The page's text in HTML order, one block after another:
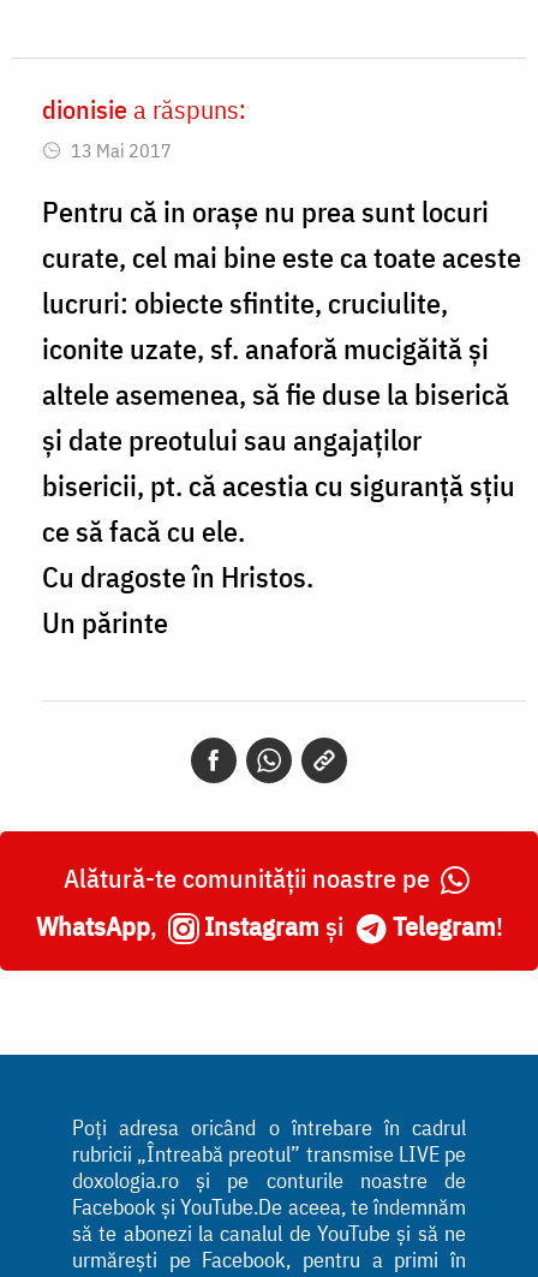
In
reply
to
Andreea,
by
Marin
dionisie a răspuns:
13 Mai 2017
Pentru că in oraşe nu prea sunt locuri
curate, cel mai bine este ca toate aceste
lucruri: obiecte sfintite, cruciulite,
iconite uzate, sf. anaforă mucigăită şi
altele asemenea, să fie duse la biserică
şi date preotului sau angajaţilor
bisericii, pt. că acestia cu siguranţă sţiu
ce să facă cu ele.
Cu dragoste în Hristos.
Un părinte
Alătură-te comunității noastre pe
WhatsApp, Instagram și Telegram!
Poți adresa oricând o întrebare în cadrul
rubricii „Întreabă preotul” transmise LIVE pe
doxologia.ro și pe conturile noastre de
Facebook și YouTube.De aceea, te îndemnăm
să te abonezi la canalul de YouTube și să ne
urmărești pe Facebook, pentru a primi în